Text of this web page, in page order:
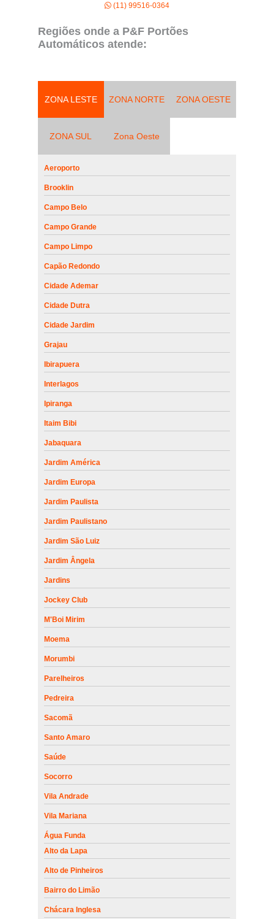
(11) 99516-0364
Regiões onde a P&F Portões
Automáticos atende:
ZONA LESTE ZONA NORTE ZONA OESTE
ZONA SUL Zona Oeste
Aeroporto
Brooklin
Campo Belo
Campo Grande
Campo Limpo
Capão Redondo
Cidade Ademar
Cidade Dutra
Cidade Jardim
Grajau
Ibirapuera
Interlagos
Ipiranga
Itaim Bibi
Jabaquara
Jardim América
Jardim Europa
Jardim Paulista
Jardim Paulistano
Jardim São Luiz
Jardim Ângela
Jardins
Jockey Club
M'Boi Mirim
Moema
Morumbi
Parelheiros
Pedreira
Sacomã
Santo Amaro
Saúde
Socorro
Vila Andrade
Vila Mariana
Água Funda
Alto da Lapa
Alto de Pinheiros
Bairro do Limão
Chácara Inglesa